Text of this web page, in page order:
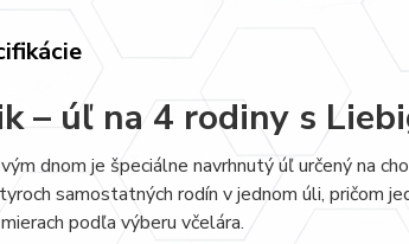
– úľ na 4 rodiny s
dnom je špeciálne navrhnutý úľ určený na
samostatných rodín v jednom úli, pričom
podľa výberu včelára.